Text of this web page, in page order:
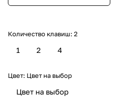
Количество клавиш: 2
2 4
1
Цвет: Цвет на выбор
Цвет на выбор